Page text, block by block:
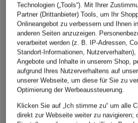
+Aktionsrabatt
MAMMUT
Midlayer-Jacke TAISS
ML HOODED
119,99 €
Bestpreis:103,49 €
+Aktionsrabatt
MAMMUT
Midlayer-
ML
103,99 €
Bestpreis:
Technologien („Tools“). Mit Ihrer
Partner (Drittanbieter) Tools, um Ihr
Onlineangebot zu verbessern und Ihnen
anderen Seiten anzuzeigen.
verarbeitet werden (z. B. IP-Adressen,
Standort-Informationen,
Angebote und Inhalte in unserem Shop,
aufgrund Ihres Nutzerverhaltens auf
unserer Webseite, um diese für Sie zu
Optimierung der Werbeaussteuerung.
Klicken Sie auf „Ich stimme zu“ um alle
direkt zur Webseite weiter zu navigieren;